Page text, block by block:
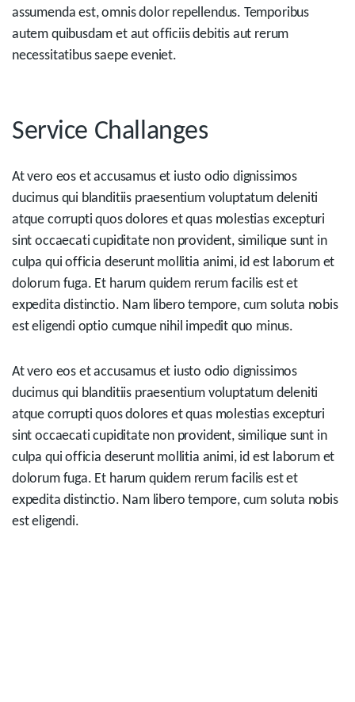
assumenda est, omnis dolor repellendus. Temporibus
autem quibusdam et aut officiis debitis aut rerum
necessitatibus saepe eveniet.
Service Challanges
At vero eos et accusamus et iusto odio dignissimos
ducimus qui blanditiis praesentium voluptatum deleniti
atque corrupti quos dolores et quas molestias excepturi
sint occaecati cupiditate non provident, similique sunt in
culpa qui officia deserunt mollitia animi, id est laborum et
dolorum fuga. Et harum quidem rerum facilis est et
expedita distinctio. Nam libero tempore, cum soluta nobis
est eligendi optio cumque nihil impedit quo minus.
At vero eos et accusamus et iusto odio dignissimos
ducimus qui blanditiis praesentium voluptatum deleniti
atque corrupti quos dolores et quas molestias excepturi
sint occaecati cupiditate non provident, similique sunt in
culpa qui officia deserunt mollitia animi, id est laborum et
dolorum fuga. Et harum quidem rerum facilis est et
expedita distinctio. Nam libero tempore, cum soluta nobis
est eligendi.